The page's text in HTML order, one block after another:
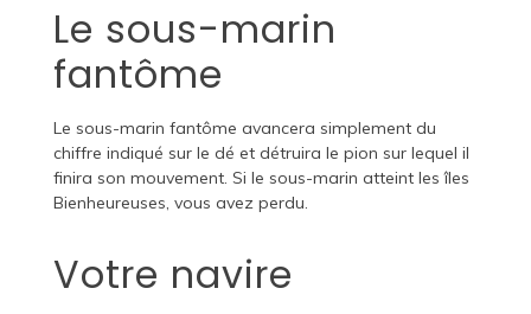
Le sous-marin
fantôme
Le sous-marin fantôme avancera simplement du
chiffre indiqué sur le dé et détruira le pion sur lequel il
finira son mouvement. Si le sous-marin atteint les îles
Bienheureuses, vous avez perdu.
Votre navire